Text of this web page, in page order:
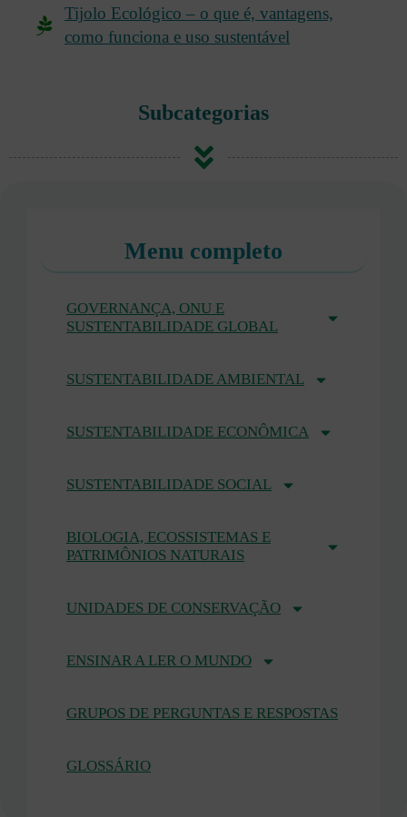
Tijolo Ecológico – o que é, vantagens,
como funciona e uso sustentável
Subcategorias
Menu completo
GOVERNANÇA, ONU E
SUSTENTABILIDADE GLOBAL
SUSTENTABILIDADE AMBIENTAL
SUSTENTABILIDADE ECONÔMICA
SUSTENTABILIDADE SOCIAL
BIOLOGIA, ECOSSISTEMAS E
PATRIMÔNIOS NATURAIS
UNIDADES DE CONSERVAÇÃO
ENSINAR A LER O MUNDO
GRUPOS DE PERGUNTAS E RESPOSTAS
GLOSSÁRIO